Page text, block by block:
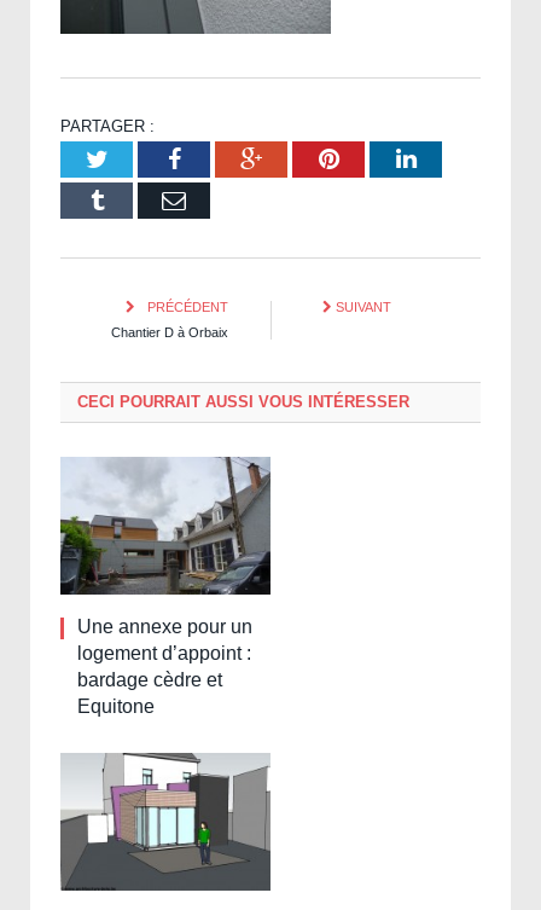
PARTAGER :
TwitterFacebookGoogle+PinterestLinkedIn
Tumblr Email
PRÉCÉDENT
Chantier D à Orbaix
SUIVANT
CECI POURRAIT AUSSI VOUS INTÉRESSER
Une annexe pour un
logement d’appoint :
bardage cèdre et
Equitone